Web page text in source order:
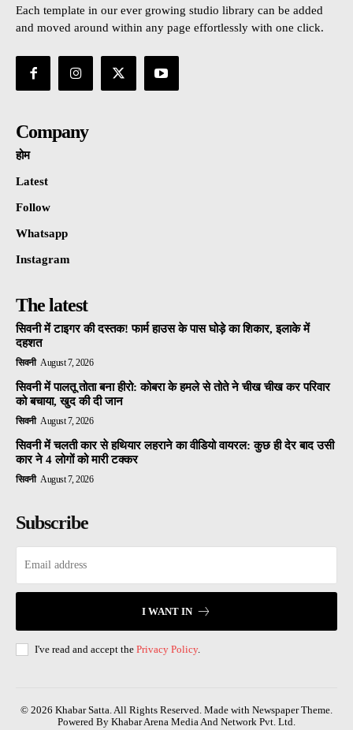
Each template in our ever growing studio library can be added
and moved around within any page effortlessly with one click.
Company
होम
Latest
Follow
Whatsapp
Instagram
The latest
सिवनी में टाइगर की दस्तक! फार्म हाउस के पास घोड़े का शिकार, इलाके में
दहशत
सिवनी August 7, 2026
सिवनी में पालतू तोता बना हीरो: कोबरा के हमले से तोते ने चीख चीख कर परिवार
को बचाया, खुद की दी जान
सिवनी August 7, 2026
सिवनी में चलती कार से हथियार लहराने का वीडियो वायरल: कुछ ही देर बाद उसी
कार ने 4 लोगों को मारी टक्कर
सिवनी August 7, 2026
Subscribe
I WANT IN
I've read and accept the Privacy Policy.
© 2026 Khabar Satta. All Rights Reserved. Made with Newspaper Theme.
Powered By Khabar Arena Media And Network Pvt. Ltd.